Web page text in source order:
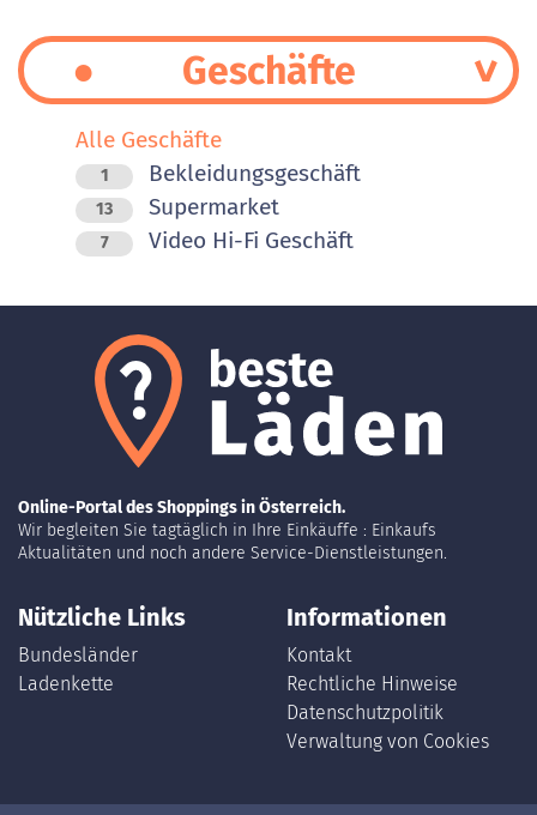
Geschäfte
Alle Geschäfte
1 Bekleidungsgeschäft
13 Supermarket
7 Video Hi-Fi Geschäft
Online-Portal des Shoppings in Österreich.
Wir begleiten Sie tagtäglich in Ihre Einkäuffe : Einkaufs
Aktualitäten und noch andere Service-Dienstleistungen.
Nützliche Links
Bundesländer
Ladenkette
Informationen
Kontakt
Rechtliche Hinweise
Datenschutzpolitik
Verwaltung von Cookies